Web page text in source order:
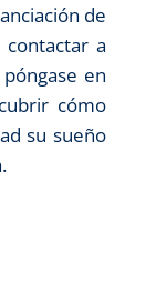
de
a
en
cómo
su sueño